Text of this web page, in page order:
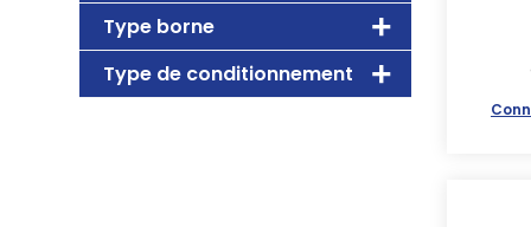
Type borne
Type de conditionnement